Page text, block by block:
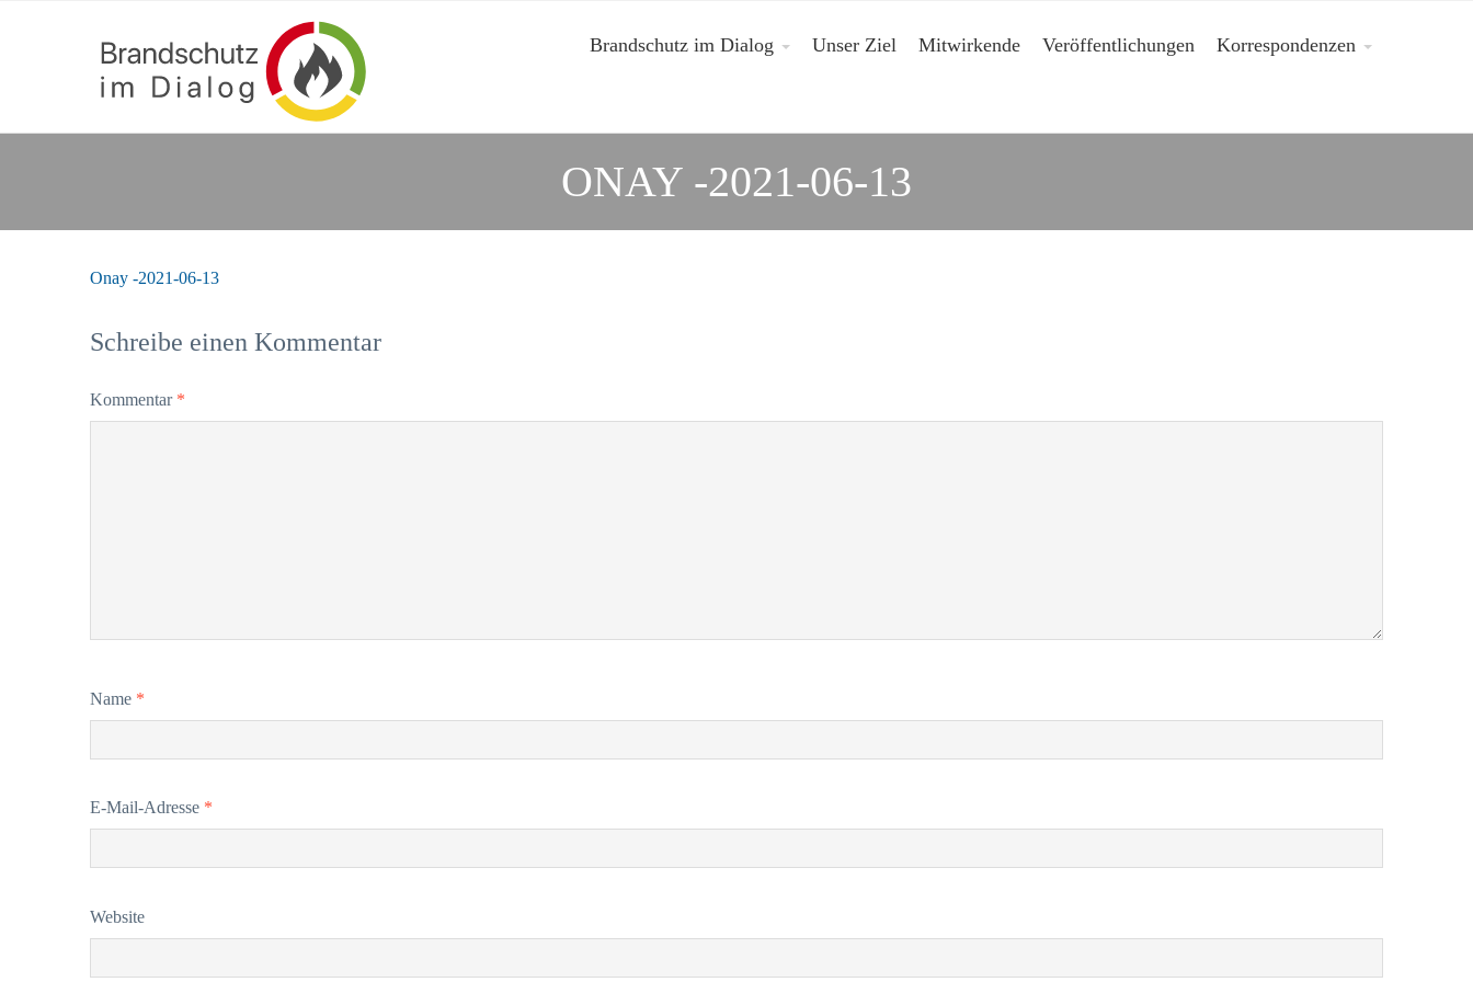
Brandschutz im Dialog Unser Ziel Mitwirkende Veröffentlichungen Korrespondenzen
ONAY -2021-06-13
Onay -2021-06-13
Schreibe einen Kommentar
Kommentar *
Name *
E-Mail-Adresse *
Website